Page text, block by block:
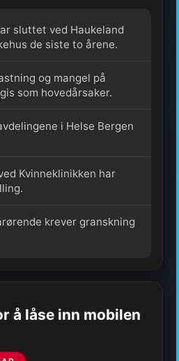
sluttet ved Haukeland
de siste to årene.
og mangel på
som hovedårsaker.
i Helse Bergen
Kvinneklinikken har
krever granskning
å låse inn mobilen